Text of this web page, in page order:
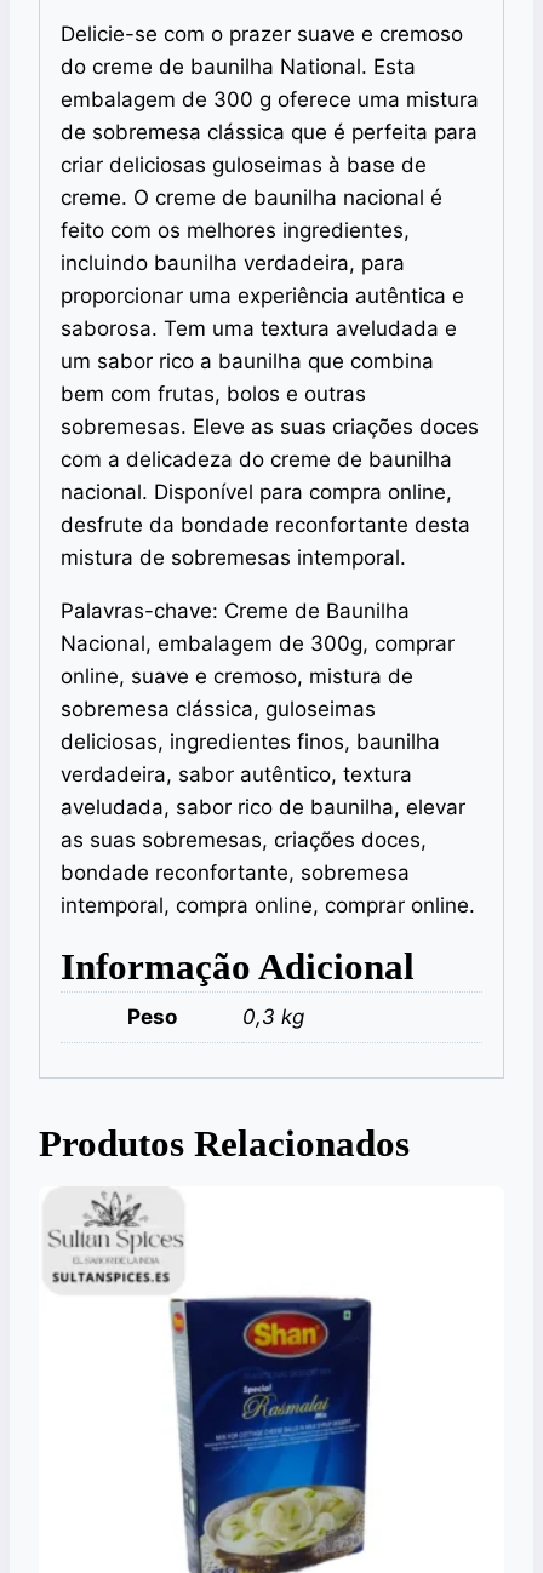
Delicie-se com o prazer suave e cremoso
do creme de baunilha National. Esta
embalagem de 300 g oferece uma mistura
de sobremesa clássica que é perfeita para
criar deliciosas guloseimas à base de
creme. O creme de baunilha nacional é
feito com os melhores ingredientes,
incluindo baunilha verdadeira, para
proporcionar uma experiência autêntica e
saborosa. Tem uma textura aveludada e
um sabor rico a baunilha que combina
bem com frutas, bolos e outras
sobremesas. Eleve as suas criações doces
com a delicadeza do creme de baunilha
nacional. Disponível para compra online,
desfrute da bondade reconfortante desta
mistura de sobremesas intemporal.
Palavras-chave: Creme de Baunilha
Nacional, embalagem de 300g, comprar
online, suave e cremoso, mistura de
sobremesa clássica, guloseimas
deliciosas, ingredientes finos, baunilha
verdadeira, sabor autêntico, textura
aveludada, sabor rico de baunilha, elevar
as suas sobremesas, criações doces,
bondade reconfortante, sobremesa
intemporal, compra online, comprar online.
Informação Adicional
Peso 0,3 kg
Produtos Relacionados